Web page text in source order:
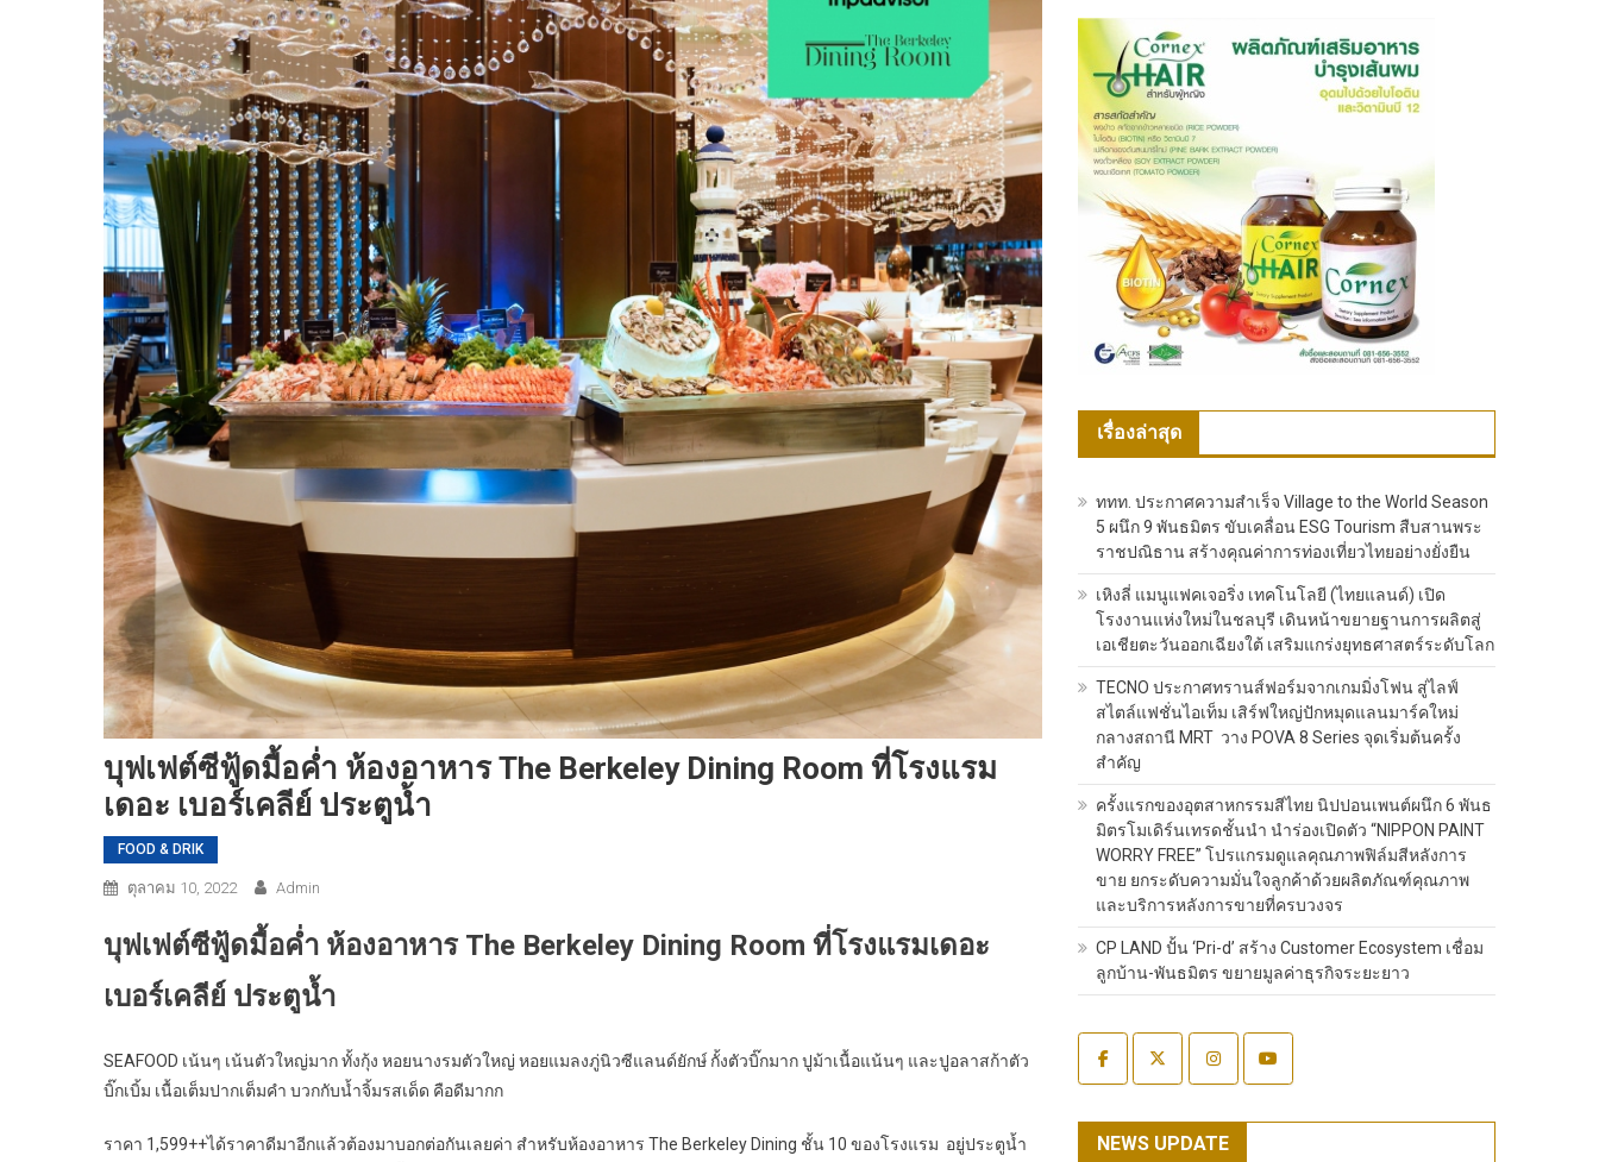
บุฟเฟต์ซีฟู้ดมื้อค่ำ ห้องอาหาร The Berkeley Dining Room ที่โรงแรม
เดอะ เบอร์เคลีย์ ประตูน้ำ
FOOD & DRIK
ตุลาคม 10, 2022 Admin
บุฟเฟต์ซีฟู้ดมื้อค่ำ ห้องอาหาร The Berkeley Dining Room ที่โรงแรมเดอะ
เบอร์เคลีย์ ประตูน้ำ
SEAFOOD เน้นๆ เน้นตัวใหญ่มาก ทั้งกุ้ง หอยนางรมตัวใหญ่ หอยแมลงภู่นิวซีแลนด์ยักษ์ กั้งตัวบิ๊กมาก ปูม้าเนื้อแน้นๆ และปูอลาสก้าตัว
บิ๊กเบิ้ม เนื้อเต็มปากเต็มคำ บวกกับน้ำจิ้มรสเด็ด คือดีมากก
ราคา 1,599++ได้ราคาดีมาอีกแล้วต้องมาบอกต่อกันเลยค่า สำหรับห้องอาหาร The Berkeley Dining ชั้น 10 ของโรงแรม อยู่ประตูน้ำ
เรื่องล่าสุด
ททท. ประกาศความสำเร็จ Village to the World Season
5 ผนึก 9 พันธมิตร ขับเคลื่อน ESG Tourism สืบสานพระ
ราชปณิธาน สร้างคุณค่าการท่องเที่ยวไทยอย่างยั่งยืน
เหิงลี่ แมนูแฟคเจอริ่ง เทคโนโลยี (ไทยแลนด์) เปิด
โรงงานแห่งใหม่ในชลบุรี เดินหน้าขยายฐานการผลิตสู่
เอเชียตะวันออกเฉียงใต้ เสริมแกร่งยุทธศาสตร์ระดับโลก
TECNO ประกาศทรานส์ฟอร์มจากเกมมิ่งโฟน สู่ไลฟ์
สไตล์แฟชั่นไอเท็ม เสิร์ฟใหญ่ปักหมุดแลนมาร์คใหม่
กลางสถานี MRT วาง POVA 8 Series จุดเริ่มต้นครั้ง
สำคัญ
ครั้งแรกของอุตสาหกรรมสีไทย นิปปอนเพนต์ผนึก 6 พันธ
มิตรโมเดิร์นเทรดชั้นนำ นำร่องเปิดตัว “NIPPON PAINT
WORRY FREE” โปรแกรมดูแลคุณภาพฟิล์มสีหลังการ
ขาย ยกระดับความมั่นใจลูกค้าด้วยผลิตภัณฑ์คุณภาพ
และบริการหลังการขายที่ครบวงจร
CP LAND ปั้น ‘Pri-d’ สร้าง Customer Ecosystem เชื่อม
ลูกบ้าน-พันธมิตร ขยายมูลค่าธุรกิจระยะยาว
NEWS UPDATE